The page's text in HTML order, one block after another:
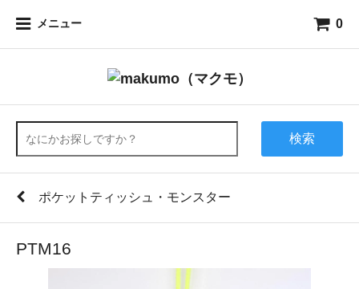
メニュー 0
検索
ポケットティッシュ・モンスター
PTM16